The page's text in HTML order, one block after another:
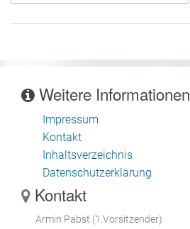
Weitere Informationen
Impressum
Kontakt
Inhaltsverzeichnis
Datenschutzerklärung
Kontakt
Armin Pabst (1.Vorsitzender)